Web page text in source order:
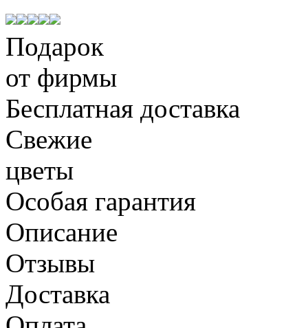
Подарок
от фирмы
Бесплатная доставка
Свежие
цветы
Особая гарантия
Описание
Отзывы
Доставка